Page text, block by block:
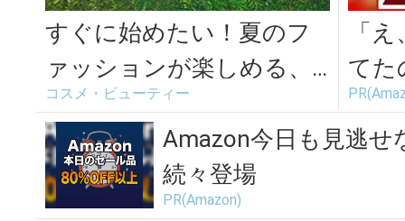
すぐに始めたい！夏のフ
ァッションが楽しめる、
美脚を目指すエクササイ
ズ＜2選＞
コスメ・ビューティー
「
てた
続々
が...
Amazon今日も見逃せ
続々登場
PR(Amazon)